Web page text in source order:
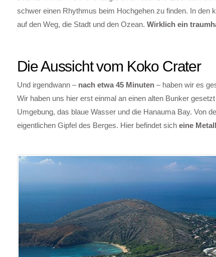
schwer einen Rhythmus beim Hochgehen zu finden. In den
auf den Weg, die Stadt und den Ozean. Wirklich ein
Die Aussicht vom Koko Crater
Und irgendwann – nach etwa 45 Minuten– haben wir es
Wir haben uns hier erst einmal an einen alten Bunker
Umgebung, das blaue Wasser und die Hanauma Bay. Von
eigentlichen Gipfel des Berges. Hier befindet sich eine